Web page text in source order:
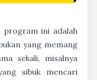
program ini adalah
yang memang
sekali, misalnya
sibuk mencari